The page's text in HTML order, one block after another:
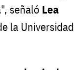
", señaló Lea
la Universidad